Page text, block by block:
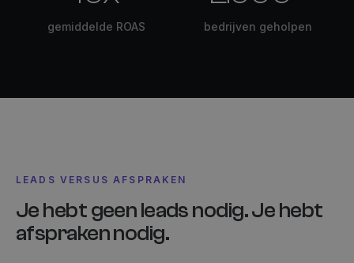
gemiddelde ROAS bedrijven geholpen
LEADS VERSUS AFSPRAKEN
Je hebt geen leads nodig. Je hebt
afspraken nodig.